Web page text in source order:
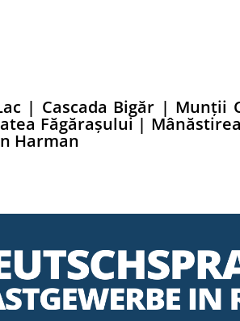
| Cascada Bigăr | Munții
Făgărașului|
Harman